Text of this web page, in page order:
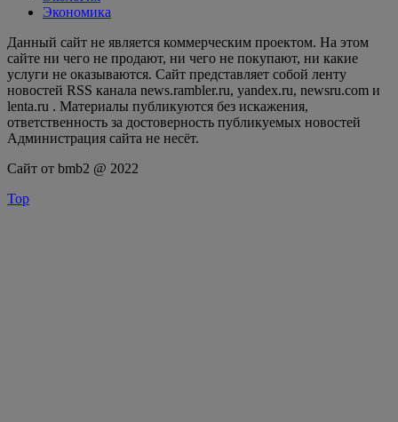
Экономика
Данный сайт не является коммерческим проектом. На этом
сайте ни чего не продают, ни чего не покупают, ни какие
услуги не оказываются. Сайт представляет собой ленту
новостей RSS канала news.rambler.ru, yandex.ru, newsru.com и
lenta.ru . Материалы публикуются без искажения,
ответственность за достоверность публикуемых новостей
Администрация сайта не несёт.
Сайт от bmb2 @ 2022
Top